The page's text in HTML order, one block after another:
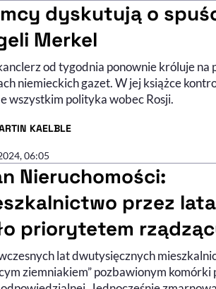
dyskutują o
Merkel
od tygodnia ponownie króluje na
niemieckich gazet. W jej książce
wszystkim polityka wobec Rosji.
KAELBLE
ARTYKUŁU - PROFIL
06:05
Nieruchomości:
przez
priorytetem
do słuchania (podcast)
wideo lat dwutysięcznych
ziemniakiem” pozbawionym komórki